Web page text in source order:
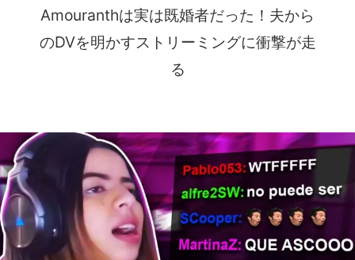
Amouranthは実は既婚者だった！夫から
のDVを明かすストリーミングに衝撃が走
る